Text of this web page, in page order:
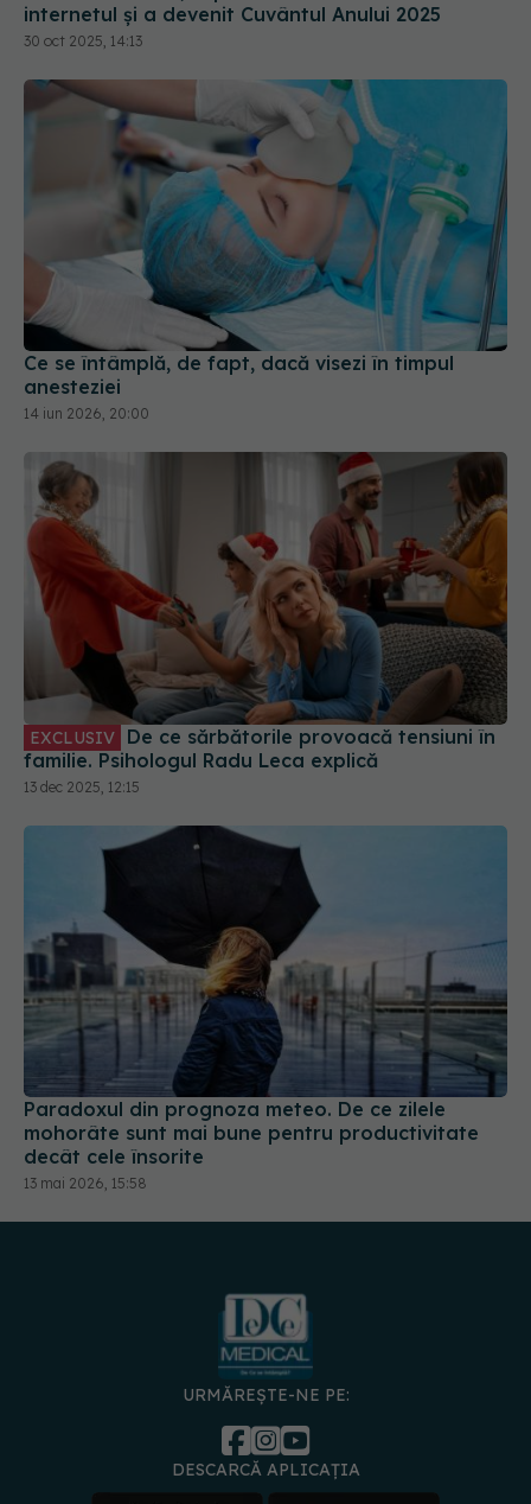
Ce se întâmplă, de fapt, dacă visezi în timpul
anesteziei
14 iun 2026, 20:00
EXCLUSIV
De ce sărbătorile provoacă tensiuni în
familie. Psihologul Radu Leca explică
13 dec 2025, 12:15
Paradoxul din prognoza meteo. De ce zilele
mohorâte sunt mai bune pentru productivitate
decât cele însorite
13 mai 2026, 15:58
URMĂREȘTE-NE PE:
DESCARCĂ APLICAȚIA